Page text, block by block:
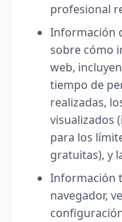
profesional
Información
sobre cómo
web,
tiempo de
realizadas,
visualizados
para los
gratuitas), y
Información
navegador,